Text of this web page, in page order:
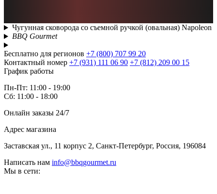
Чугунная сковорода со съемной ручкой (овальная) Napoleon
BBQ Gourmet
Бесплатно для регионов +7 (800) 707 99 20
Контактный номер +7 (931) 111 06 90 +7 (812) 209 00 15
График работы
Пн-Пт: 11:00 - 19:00
Сб: 11:00 - 18:00
Онлайн заказы 24/7
Адрес магазина
Заставская ул., 11 корпус 2, Санкт-Петербург, Россия, 196084
Написать нам info@bbqgourmet.ru
Мы в сети: